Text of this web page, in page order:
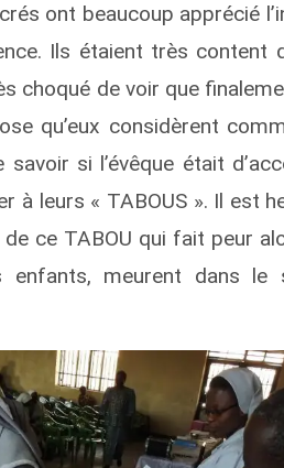
ont beaucoup apprécié
Ils étaient très content
choqué de voir que
qu’eux considèrent
savoir si l’évêque était
à leurs « TABOUS ». Il est
ce TABOU qui fait peur
meurent dans le